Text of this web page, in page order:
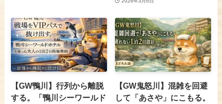
【GW鴨川】行列から離脱
する。「鴨川シーワールド
【GW鬼怒川】混雑を回避
して「あさや」にこもる。